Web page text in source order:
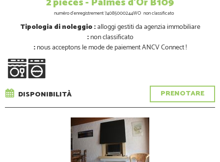
numéro d'enregistrement74085000244WO non classificato
Tipologia di noleggio :alloggi gestiti da agenzia immobiliare
:non classificato
:nous acceptons le mode de paiement ANCV Connect !
PRENOTARE
DISPONIBILITÀ